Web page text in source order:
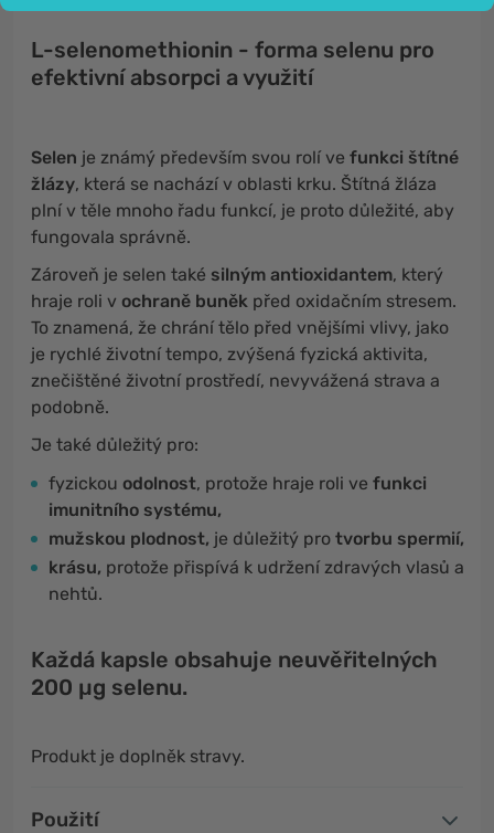
L-selenomethionin - forma selenu pro
efektivní absorpci a využití
Selen je známý především svou rolí ve funkci štítné
žlázy, která se nachází v oblasti krku. Štítná žláza
plní v těle mnoho řadu funkcí, je proto důležité, aby
fungovala správně.
Zároveň je selen také silným antioxidantem, který
hraje roli v ochraně buněk před oxidačním stresem.
To znamená, že chrání tělo před vnějšími vlivy, jako
je rychlé životní tempo, zvýšená fyzická aktivita,
znečištěné životní prostředí, nevyvážená strava a
podobně.
Je také důležitý pro:
fyzickou odolnost, protože hraje roli ve funkci
imunitního systému,
mužskou plodnost, je důležitý pro tvorbu spermií,
krásu, protože přispívá k udržení zdravých vlasů a
nehtů.
Každá kapsle obsahuje neuvěřitelných
200 µg selenu.
Produkt je doplněk stravy.
Použití